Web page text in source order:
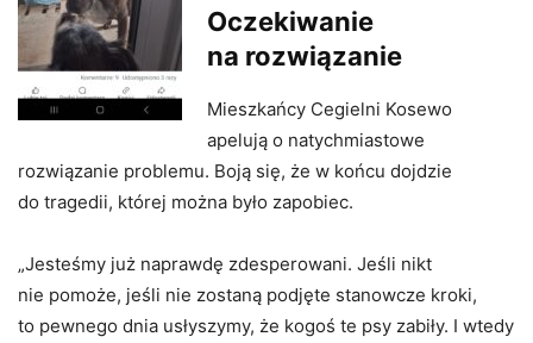
Oczekiwanie
na rozwiązanie
Mieszkańcy Cegielni Kosewo
apelują o natychmiastowe
rozwiązanie problemu. Boją się, że w końcu dojdzie
do tragedii, której można było zapobiec.
„Jesteśmy już naprawdę zdesperowani. Jeśli nikt
nie pomoże, jeśli nie zostaną podjęte stanowcze kroki,
to pewnego dnia usłyszymy, że kogoś te psy zabiły. I wtedy